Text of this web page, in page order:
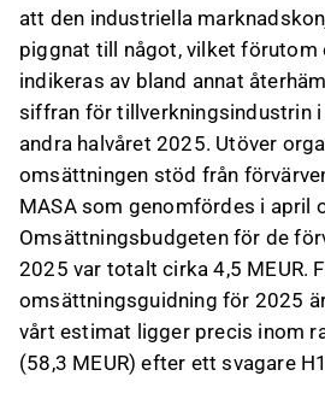
att den industriella
piggnat till något, vilket förutom
indikeras av bland annat
siffran för tillverkningsindustrin
andra halvåret 2025. Utöver
omsättningen stöd från
MASA som genomfördes i april
Omsättningsbudgeten för de
2025 var totalt cirka 4,5 MEUR.
omsättningsguidning för 2025
vårt estimat ligger precis inom
(58,3 MEUR) efter ett svagare